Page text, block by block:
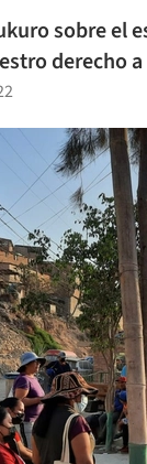
sobre el
derecho